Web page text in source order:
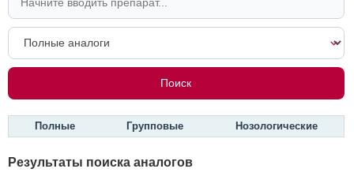
Полные Групповые Нозологические
Результаты поиска аналогов